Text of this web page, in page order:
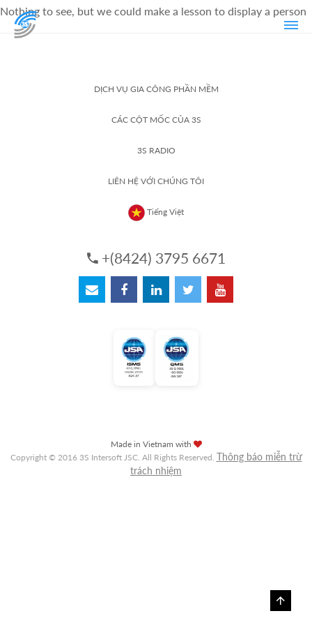
Nothing to see, but we could make a lesson to display a person
DỊCH VỤ GIA CÔNG PHẦN MỀM
CÁC CỘT MỐC CỦA 3S
3S RADIO
LIÊN HỆ VỚI CHÚNG TÔI
Tiếng Việt
+(8424) 3795 6671
Made in Vietnam with
Copyright © 2016 3S Intersoft JSC. All Rights Reserved. Thông báo miễn trừ
trách nhiệm